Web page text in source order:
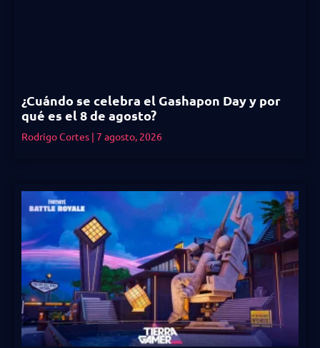
¿Cuándo se celebra el Gashapon Day y por
qué es el 8 de agosto?
Rodrigo Cortes 7 agosto, 2026